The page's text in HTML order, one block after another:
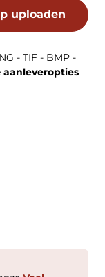
uploaden
- TIF - BMP -
aanleveropties